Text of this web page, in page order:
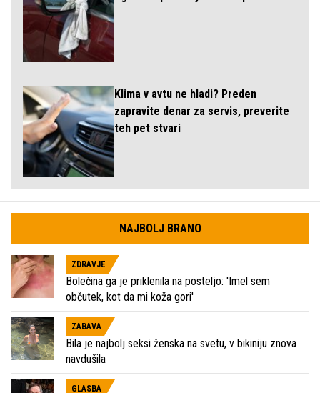
Klima v avtu ne hladi? Preden
zapravite denar za servis, preverite
teh pet stvari
NAJBOLJ BRANO
ZDRAVJE
Bolečina ga je priklenila na posteljo: 'Imel sem
občutek, kot da mi koža gori'
ZABAVA
Bila je najbolj seksi ženska na svetu, v bikiniju znova
navdušila
GLASBA